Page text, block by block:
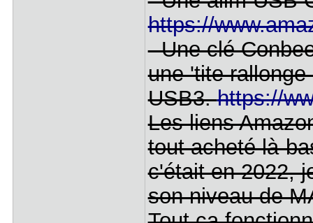
https://
- Une clé
une 'tite
USB3.https://
Les liens
tout acheté là-
c'était en 2022,
son niveau de